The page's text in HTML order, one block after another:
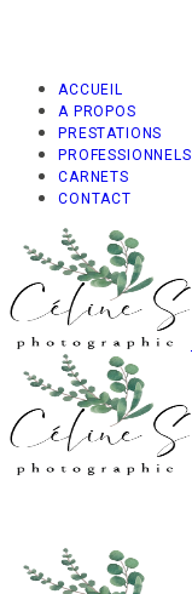
ACCUEIL
A PROPOS
PRESTATIONS
PROFESSIONNELS
CARNETS
CONTACT